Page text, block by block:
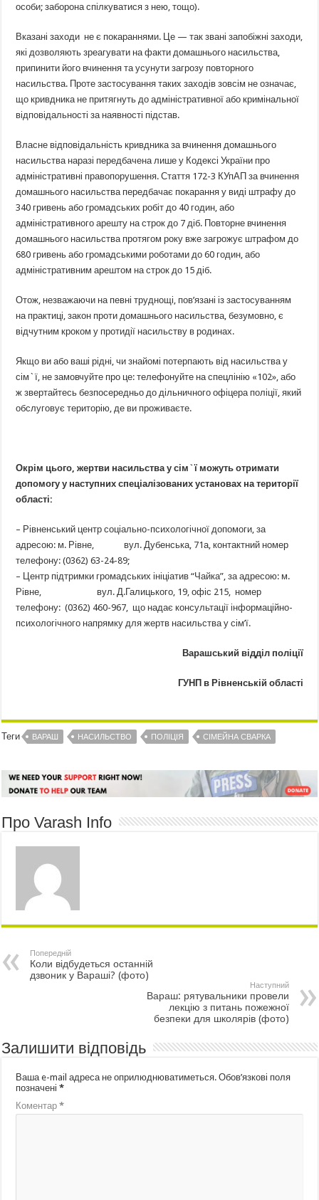
особи; заборона спілкуватися з нею, тощо).
Вказані заходи не є покараннями. Це — так звані запобіжні заходи,
які дозволяють зреагувати на факти домашнього насильства,
припинити його вчинення та усунути загрозу повторного
насильства. Проте застосування таких заходів зовсім не означає,
що кривдника не притягнуть до адміністративної або кримінальної
відповідальності за наявності підстав.
Власне відповідальність кривдника за вчинення домашнього
насильства наразі передбачена лише у Кодексі України про
адміністративні правопорушення. Стаття 172-3 КУпАП за вчинення
домашнього насильства передбачає покарання у виді штрафу до
340 гривень або громадських робіт до 40 годин, або
адміністративного арешту на строк до 7 діб. Повторне вчинення
домашнього насильства протягом року вже загрожує штрафом до
680 гривень або громадськими роботами до 60 годин, або
адміністративним арештом на строк до 15 діб.
Отож, незважаючи на певні труднощі, пов’язані із застосуванням
на практиці, закон проти домашнього насильства, безумовно, є
відчутним кроком у протидії насильству в родинах.
Якщо ви або ваші рідні, чи знайомі потерпають від насильства у
сім`ї, не замовчуйте про це: телефонуйте на спецлінію «102», або
ж звертайтесь безпосередньо до дільничного офіцера поліції, який
обслуговує територію, де ви проживаєте.
Окрім цього, жертви насильства у сім`ї можуть отримати
допомогу у наступних спеціалізованих установах на території
області:
– Рівненський центр соціально-психологічної допомоги, за
адресою: м. Рівне, вул. Дубенська, 71а, контактний номер
телефону: (0362) 63-24-89;
– Центр підтримки громадських ініціатив “Чайка”, за адресою: м.
Рівне, вул. Д.Галицького, 19, офіс 215, номер
телефону: (0362) 460-967, що надає консультації інформаційно-
психологічного напрямку для жертв насильства у сім’ї.
Варашський відділ поліції
ГУНП в Рівненській області
Теги ВАРАШ НАСИЛЬСТВО ПОЛІЦІЯ СІМЕЙНА СВАРКА
Про Varash Info
Попередній
Коли відбудеться останній
дзвоник у Вараші? (фото)
Наступний
Вараш: рятувальники провели
лекцію з питань пожежної
безпеки для школярів (фото)
Залишити відповідь
Ваша e-mail адреса не оприлюднюватиметься. Обов’язкові поля
позначені*
Коментар*